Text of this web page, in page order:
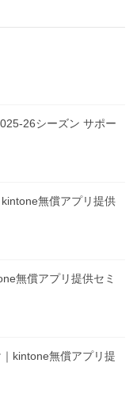
26シーズン サポー
無償アプリ提供
無償アプリ提供セミ
kintone無償アプリ提